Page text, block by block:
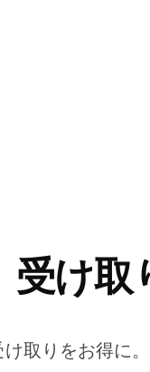
受け取
取りをお得に